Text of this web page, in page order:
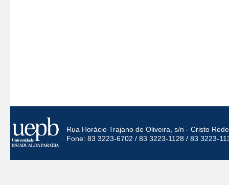
Rua Horácio Trajano de Oliveira, s/n - Cristo
Fone: 83 3223-6702 / 83 3223-1128 / 83 3223-